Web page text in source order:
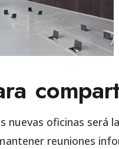
nuevas oficinas será la
reuniones